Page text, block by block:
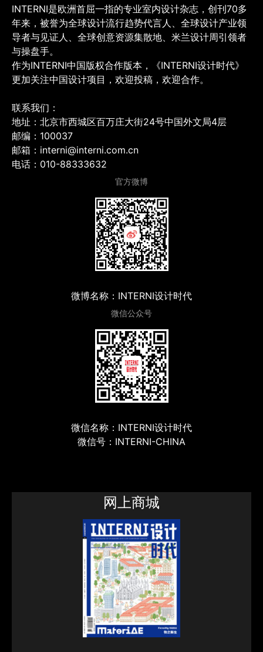
INTERNI是欧洲首屈一指的专业室内设计杂志，创刊70多
年来，被誉为全球设计流行趋势代言人、全球设计产业领
导者与见证人、全球创意资源集散地、米兰设计周引领者
与操盘手。
作为INTERNI中国版权合作版本，《INTERNI设计时代》
更加关注中国设计项目，欢迎投稿，欢迎合作。
联系我们：
地址：北京市西城区百万庄大街24号中国外文局4层
邮编：100037
邮箱：interni@interni.com.cn
电话：010-88333632
官方微博
微博名称：INTERNI设计时代
微信公众号
微信名称：INTERNI设计时代
微信号：INTERNI-CHINA
网上商城